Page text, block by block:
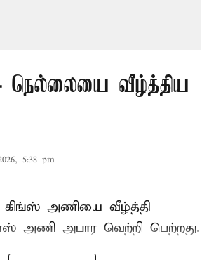
- நெல்லையை வீழ்த்திய
5:38 pm
அணியை வீழ்த்தி
அணி அபார வெற்றி பெற்றது.